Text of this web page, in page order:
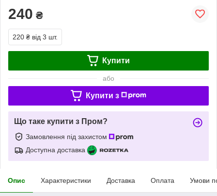
240 ₴
220 ₴ від 3 шт.
Купити
або
Купити з
Що таке купити з Пром?
Замовлення під захистом
Доступна доставка
Опис Характеристики Доставка Оплата Умови